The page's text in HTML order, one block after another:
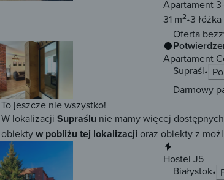
Apartament
31 m2 3 łóżka
Oferta
Apartament
Supraśl
Darmowy
To jeszcze nie wszystko!
W lokalizacji Supraślu nie mamy więcej
obiektyw pobliżu tej lokalizacji oraz obiekty z
Hostel J5
Białystok